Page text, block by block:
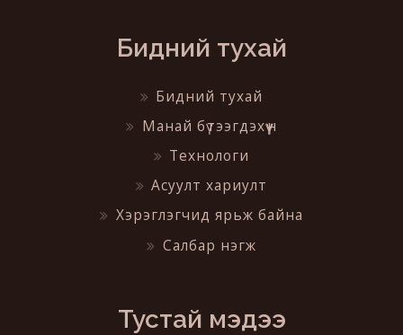
Бидний тухай
Бидний тухай
Манай бүтээгдэхүүн
Технологи
Асуулт хариулт
Хэрэглэгчид ярьж байна
Салбар нэгж
Тустай мэдээ